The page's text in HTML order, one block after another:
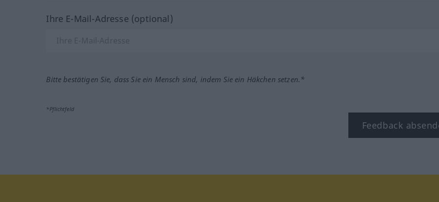
Ihre E-Mail-Adresse (optional)
Bitte bestätigen Sie, dass Sie ein Mensch sind, indem Sie ein Häkchen setzen.*
*Pflichtfeld
Feedback